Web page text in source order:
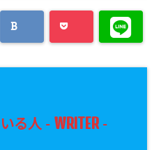
る人 - WRITER-